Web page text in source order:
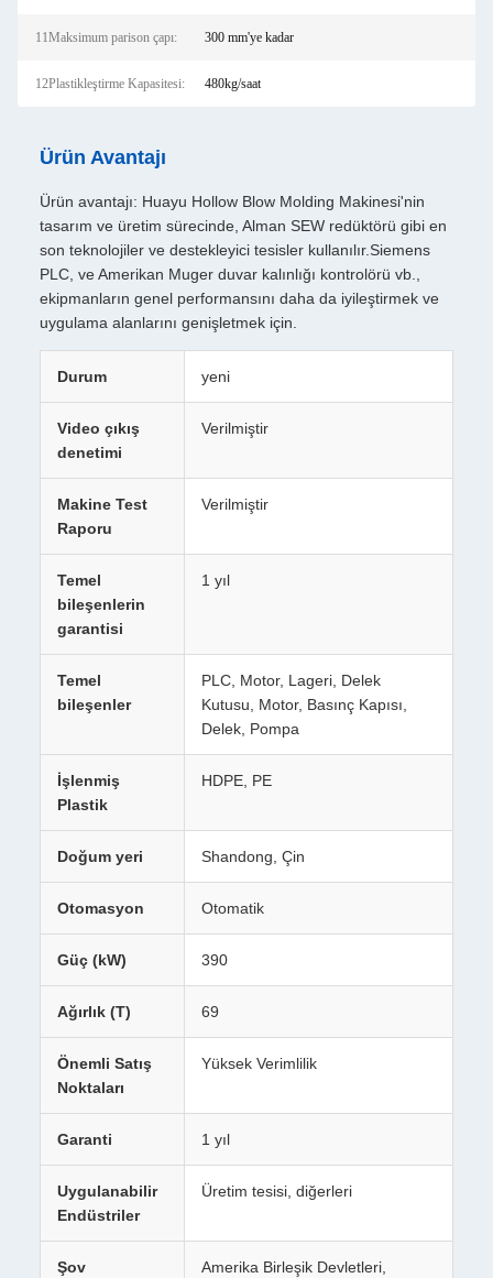
11Maksimum parison çapı: 300 mm'ye kadar
12Plastikleştirme Kapasitesi: 480kg/saat
Ürün Avantajı
Ürün avantajı: Huayu Hollow Blow Molding Makinesi'nin
tasarım ve üretim sürecinde, Alman SEW redüktörü gibi en
son teknolojiler ve destekleyici tesisler kullanılır.Siemens
PLC, ve Amerikan Muger duvar kalınlığı kontrolörü vb.,
ekipmanların genel performansını daha da iyileştirmek ve
uygulama alanlarını genişletmek için.
Durum yeni
Video çıkış
denetimi
Verilmiştir
Makine Test
Raporu
Verilmiştir
Temel
bileşenlerin
garantisi
1 yıl
Temel
bileşenler
PLC, Motor, Lageri, Delek
Kutusu, Motor, Basınç Kapısı,
Delek, Pompa
İşlenmiş
Plastik
HDPE, PE
Doğum yeri Shandong, Çin
Otomasyon Otomatik
Güç (kW) 390
Ağırlık (T) 69
Önemli Satış
Noktaları
Yüksek Verimlilik
Garanti 1 yıl
Uygulanabilir
Endüstriler
Üretim tesisi, diğerleri
Şov
Amerika Birleşik Devletleri,